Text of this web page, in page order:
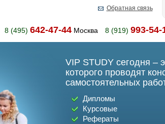
Обратная связь
8 (495) 642-47-44Москва 8 (919) 993-54-
VIP STUDY сегодня –
которого проводят
самостоятельных
Дипломы
Курсовые
Рефераты